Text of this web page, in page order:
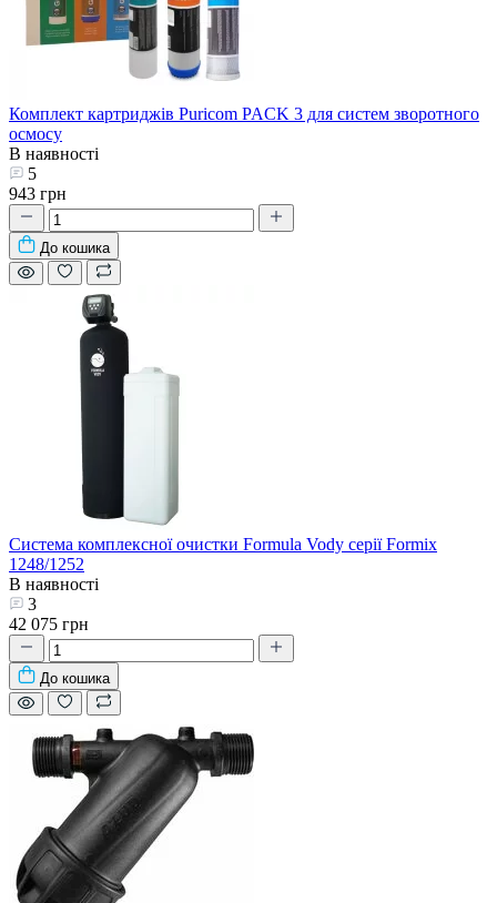
Комплект картриджів Puricom PACK 3 для систем зворотного
осмосу
В наявності
5
943 грн
До кошика
Система комплексної очистки Formula Vody серії Formix
1248/1252
В наявності
3
42 075 грн
До кошика